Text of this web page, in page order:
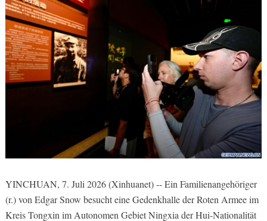
YINCHUAN, 7. Juli 2026 (Xinhuanet) -- Ein Familienangehöriger
(r.) von Edgar Snow besucht eine Gedenkhalle der Roten Armee im
Kreis Tongxin im Autonomen Gebiet Ningxia der Hui-Nationalität